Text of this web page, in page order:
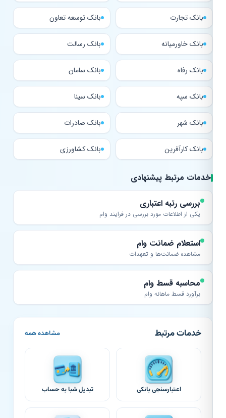
بانک تجارت بانک توسعه تعاون
بانک خاورمیانه بانک رسالت
بانک رفاه بانک سامان
بانک سپه بانک سینا
بانک شهر بانک صادرات
بانک کارآفرین بانک کشاورزی
خدمات مرتبط پیشنهادی
بررسی رتبه اعتباری
یکی از اطلاعات مورد بررسی در فرایند وام
استعلام ضمانت وام
مشاهده ضمانت‌ها و تعهدات
محاسبه قسط وام
برآورد قسط ماهانه وام
خدمات مرتبط مشاهده همه
اعتبارسنجی بانکی تبدیل شبا به حساب